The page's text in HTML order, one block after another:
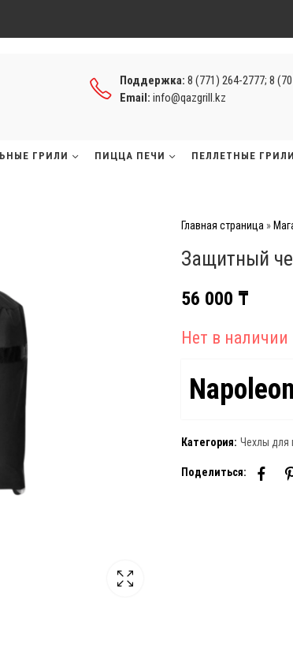
Поддержка: 8 (771) 264-2777; 8
Email: info@qazgrill.kz
ГРИЛИ ПИЦЦА ПЕЧИ ПЕЛЛЕТНЫЕ ГРИЛИ
Главная страница »
Защитный
56 000 ₸
Нет в наличии
Napoleon
Категория: Чехлы для
Поделиться: